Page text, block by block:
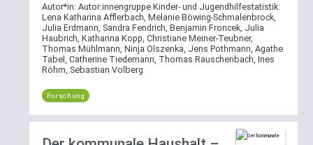
Autor*in: Autor:innengruppe Kinder- und Jugendhilfestatistik:
Lena Katharina Afflerbach, Melanie Böwing-Schmalenbrock,
Julia Erdmann, Sandra Fendrich, Benjamin Froncek, Julia
Haubrich, Katharina Kopp, Christiane Meiner-Teubner,
Thomas Mühlmann, Ninja Olszenka, Jens Pothmann, Agathe
Tabel, Catherine Tiedemann, Thomas Rauschenbach, Ines
Röhm, Sebastian Volberg
Forschung